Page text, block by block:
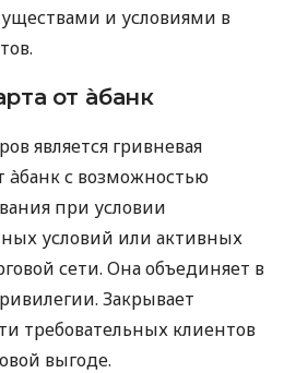
и условиями в
от àбанк
является гривневая
àбанк с возможностью
при условии
условий или активных
сети. Она объединяет в
Закрывает
требовательных клиентов
выгоде.